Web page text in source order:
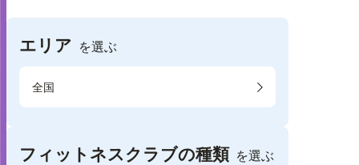
エリア を選ぶ
全国
フィットネスクラブの種類 を選ぶ